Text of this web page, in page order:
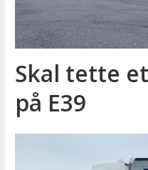
Skal tette
på E39